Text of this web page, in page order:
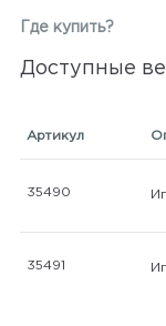
Где купить?
Доступные
Артикул
35490
35491